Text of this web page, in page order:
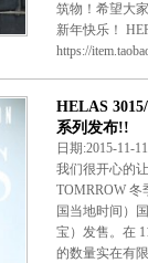
筑物！希望大
新年快乐！
https://
HELAS
系列发布!!
日期:2015-
我们很开心的
TOMRROW 冬
国当地时间）
宝）发售。在
的数量实在有